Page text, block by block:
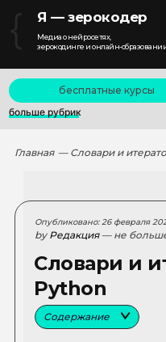
{ Я — зерокодер
Медиа о нейросетях,
зерокодинге и онлайн-
бесплатные курсы
больше рубрик
Главная — Словари и
Опубликовано: 26 февраля
by Редакция — не
Словари и
Python
Содержание